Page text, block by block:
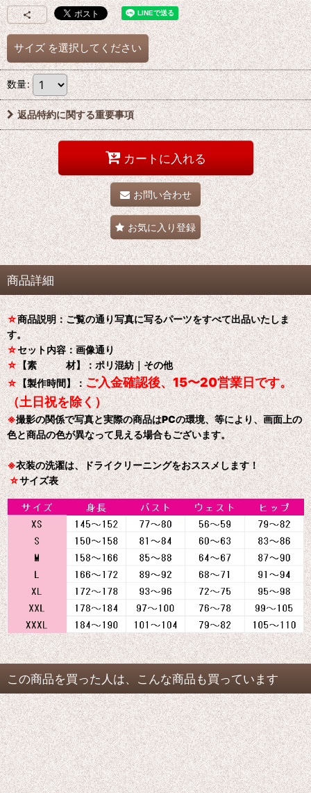
サイズ を選択してください
数量:
返品特約に関する重要事項
カートに入れる
お問い合わせ
お気に入り登録
商品詳細
☆商品説明：ご覧の通り写真に写るパーツをすべて出品いたしま
す。
☆セット内容：画像通り
☆【素 材】：ポリ混紡｜その他
☆【製作時間】：ご入金確認後、15〜20営業日です。
（土日祝を除く）
※撮影の関係で写真と実際の商品はPCの環境、等により、画面上の
色と商品の色が異なって見える場合もございます。
※衣装の洗濯は、ドライクリーニングをおススメします！
☆サイズ表
この商品を買った人は、こんな商品も買っています